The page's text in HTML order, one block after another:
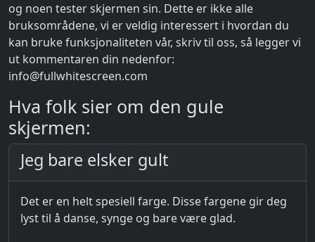
og noen tester skjermen sin. Dette er ikke alle
bruksområdene, vi er veldig interessert i hvordan du
kan bruke funksjonaliteten vår, skriv til oss, så legger vi
ut kommentaren din nedenfor:
info@fullwhitescreen.com
Hva folk sier om den gule
skjermen:
Jeg bare elsker gult
Det er en helt spesiell farge. Disse fargene gir deg
lyst til å danse, synge og bare være glad.